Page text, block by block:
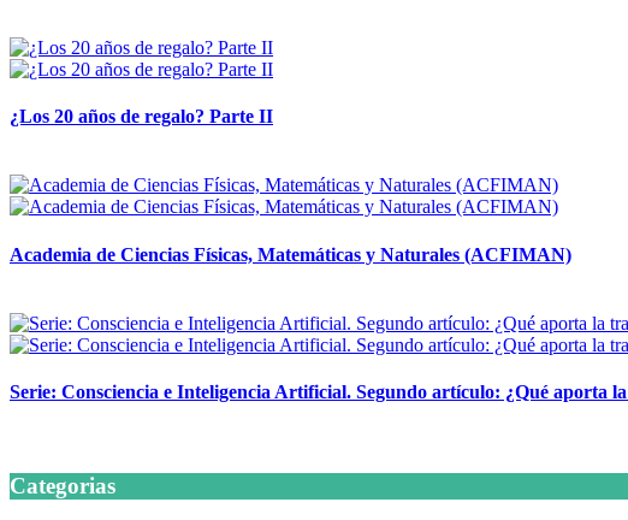
¿Los 20 años de regalo? Parte II
Academia de Ciencias Físicas, Matemáticas y Naturales (ACFIMAN)
Serie: Consciencia e Inteligencia Artificial. Segundo artículo: ¿Qué aporta
Categorias